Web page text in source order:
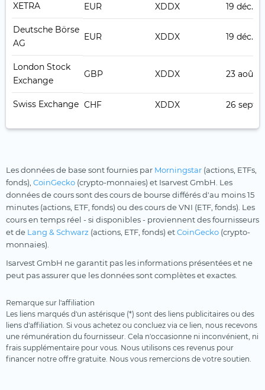
XETRA EUR XDDX 19 déc.
Deutsche Börse
AG
EUR XDDX 19 déc.
London Stock
Exchange
GBP XDDX 23 août
Swiss Exchange CHF XDDX 26 sept.
Les données de base sont fournies par Morningstar (actions, ETFs,
fonds), CoinGecko (crypto-monnaies) et Isarvest GmbH. Les
données de cours sont des cours de bourse différés d'au moins 15
minutes (actions, ETF, fonds) ou des cours de VNI (ETF, fonds). Les
cours en temps réel - si disponibles - proviennent des fournisseurs
et de Lang & Schwarz (actions, ETF, fonds) etCoinGecko (crypto-
monnaies).
Isarvest GmbH ne garantit pas les informations présentées et ne
peut pas assurer que les données sont complètes et exactes.
Remarque sur l'affiliation
Les liens marqués d'un astérisque (*) sont des liens publicitaires ou des
liens d'affiliation. Si vous achetez ou concluez via ce lien, nous recevons
une rémunération du fournisseur. Cela n'occasionne ni inconvénient, ni
frais supplémentaire pour vous. Nous utilisons ces revenus pour
financer notre offre gratuite. Nous vous remercions de votre soutien.